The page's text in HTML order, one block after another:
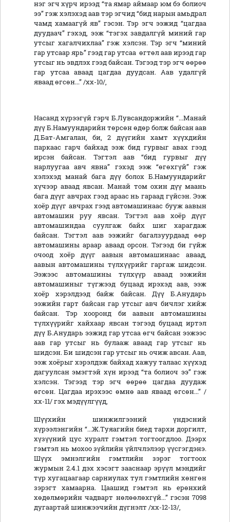
нэг эгч хүрч ирээд “та ямар аймаар юм бэ болиоч
ээ” гэж хэлэхэд аав тэр эгчид “бид нарын амьдрал
чамд хамаагүй яв” гэсэн. Тэр эгч ээжид “цагдаа
дуудаач” гэхэд, ээж “тэгэх завдалгүй миний гар
утсыг хагалчихлаа” гэж хэлсэн. Тэр эгч “миний
гар утсаар ярь” гээд гар утсаа өгтөл аав ирээд гар
утсыг нь эвдлэх гээд байсан. Тэгээд тэр эгч өөрөө
гар утсаа аваад цагдаа дуудсан. Аав удалгүй
яваад өгсөн...” /хх-10/,
Насанд хүрээгүй гэрч Б.Лувсандоржийн “...Манай
дүү Б.Намуундарийн төрсөн өдөр болж байсан аав
Д.Бат-Амгалан, би, 2 дүүгийн хамт хүүхдийн
паркаас гарч байхад ээж бид гурвыг авах гээд
ирсэн байсан. Тэгтэл аав “бид гурвыг дүү
нарлуугаа авч явна” гэхэд ээж “өгөхгүй” гэж
хэлэхэд манай бага дүү болох Б.Намуундарийг
хүчээр аваад явсан. Манай том охин дүү маань
бага дүүг авчрах гээд араас нь гараад гүйсэн. Ээж
хоёр дүүг авчрах гээд автомашинаас бууж аавын
автомашин руу явсан. Тэгтэл аав хоёр дүүг
автомашиндаа суулгаж байх шиг харагдаж
байсан. Тэгтэл аав ээжийг багалзуурдаад өөр
автомашины араар аваад орсон. Тэгээд би гүйж
очоод хоёр дүүг аавын автомашинаас аваад,
аавын автомашины түлхүүрийг гаргаж шидсэн.
Ээжээс автомашины түлхүүр аваад ээжийн
автомашиныг түгжээд буцаад ирэхэд аав, ээж
хоёр хэрэлдээд байж байсан. Дүү Б.Анударь
ээжийн гарт байсан гар утсыг авч бичлэг хийж
байсан. Тэр хооронд би аавын автомашины
түлхүүрийг хайхаар явсан тэгээд буцаад иртэл
дүү Б.Анударь ээжид гар утсаа өгч байсан ээжээс
аав гар утсыг нь булааж аваад гар утсыг нь
шидсэн. Би шидсэн гар утсыг нь очиж авсан. Аав,
ээж хоёрыг хэрэлдэж байхад хажуу талаас хүүхэд
дагуулсан эмэгтэй хүн ирээд “та болиоч ээ” гэж
хэлсэн. Тэгээд тэр эгч өөрөө цагдаа дуудаж
өгсөн. Цагдаа ирэхээс өмнө аав яваад өгсөн...” /
хх-11/ гэх мэдүүлгүүд,
Шүүхийн шинжилгээний үндэсний
хүрээлэнгийн “...Ж.Туяагийн биед тархи доргилт,
хүзүүний цус хуралт гэмтэл тогтоогдлоо. Дээрх
гэмтэл нь мохоо зүйлийн үйлчлэлээр үүсгэгдэнэ.
Шүүх эмнэлгийн гэмтлийн зэрэг тогтоох
журмын 2.4.1 дэх хэсэгт зааснаар эрүүл мэндийг
түр хугацаагаар сарниулах тул гэмтлийн хөнгөн
зэрэгт хамаарна. Цаашид гэмтэл нь ерөнхий
хөдөлмөрийн чадварт нөлөөлөхгүй...” гэсэн 7098
дугаартай шинжээчийн дүгнэлт /хх-12-13/,